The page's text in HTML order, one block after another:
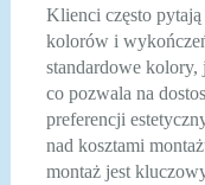
Klienci często
kolorów i
standardowe
co pozwala na
preferencji
nad kosztami
montaż jest